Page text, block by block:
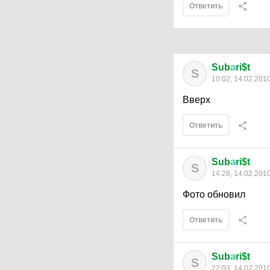
Ответить
S Subаri$t
10:02, 14.02.2010
Вверх
Ответить
S Subаri$t
14:28, 14.02.2010
Фото обновил
Ответить
S Subаri$t
22:03, 14.02.2010